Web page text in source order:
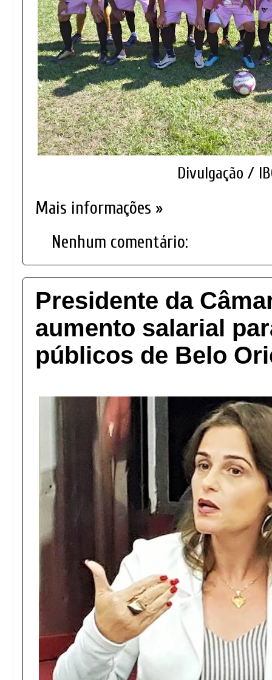
Divulgação /
Mais informações »
Nenhum comentário:
Presidente da
aumento salarial
públicos de Belo